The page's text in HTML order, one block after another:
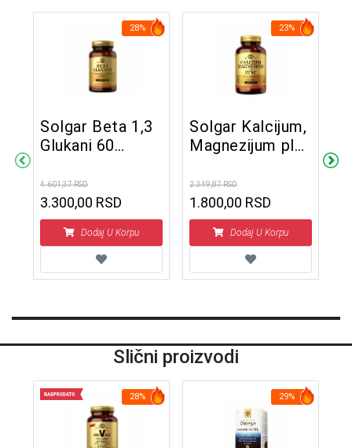
28%
Solgar Beta 1,3
Glukani 60
4.601,37 RSD
3.300,00 RSD
Dodaj U Korpu
23%
Solgar Kalcijum,
Magnezijum plus
2.349,87 RSD
1.800,00 RSD
Dodaj U Korpu
Slični proizvodi
28% 29%